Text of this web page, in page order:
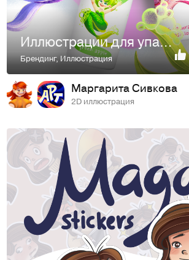
Иллюстрации для упаковки детской пены для ванн
Брендинг,Иллюстрация
Маргарита Сивкова
2D иллюстрация